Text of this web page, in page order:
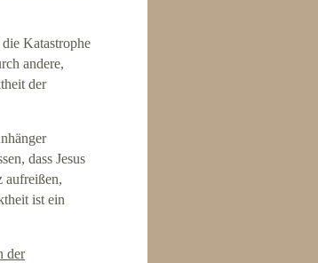
Katastrophe
andere,
der
dass Jesus
aufreißen,
ist ein
der